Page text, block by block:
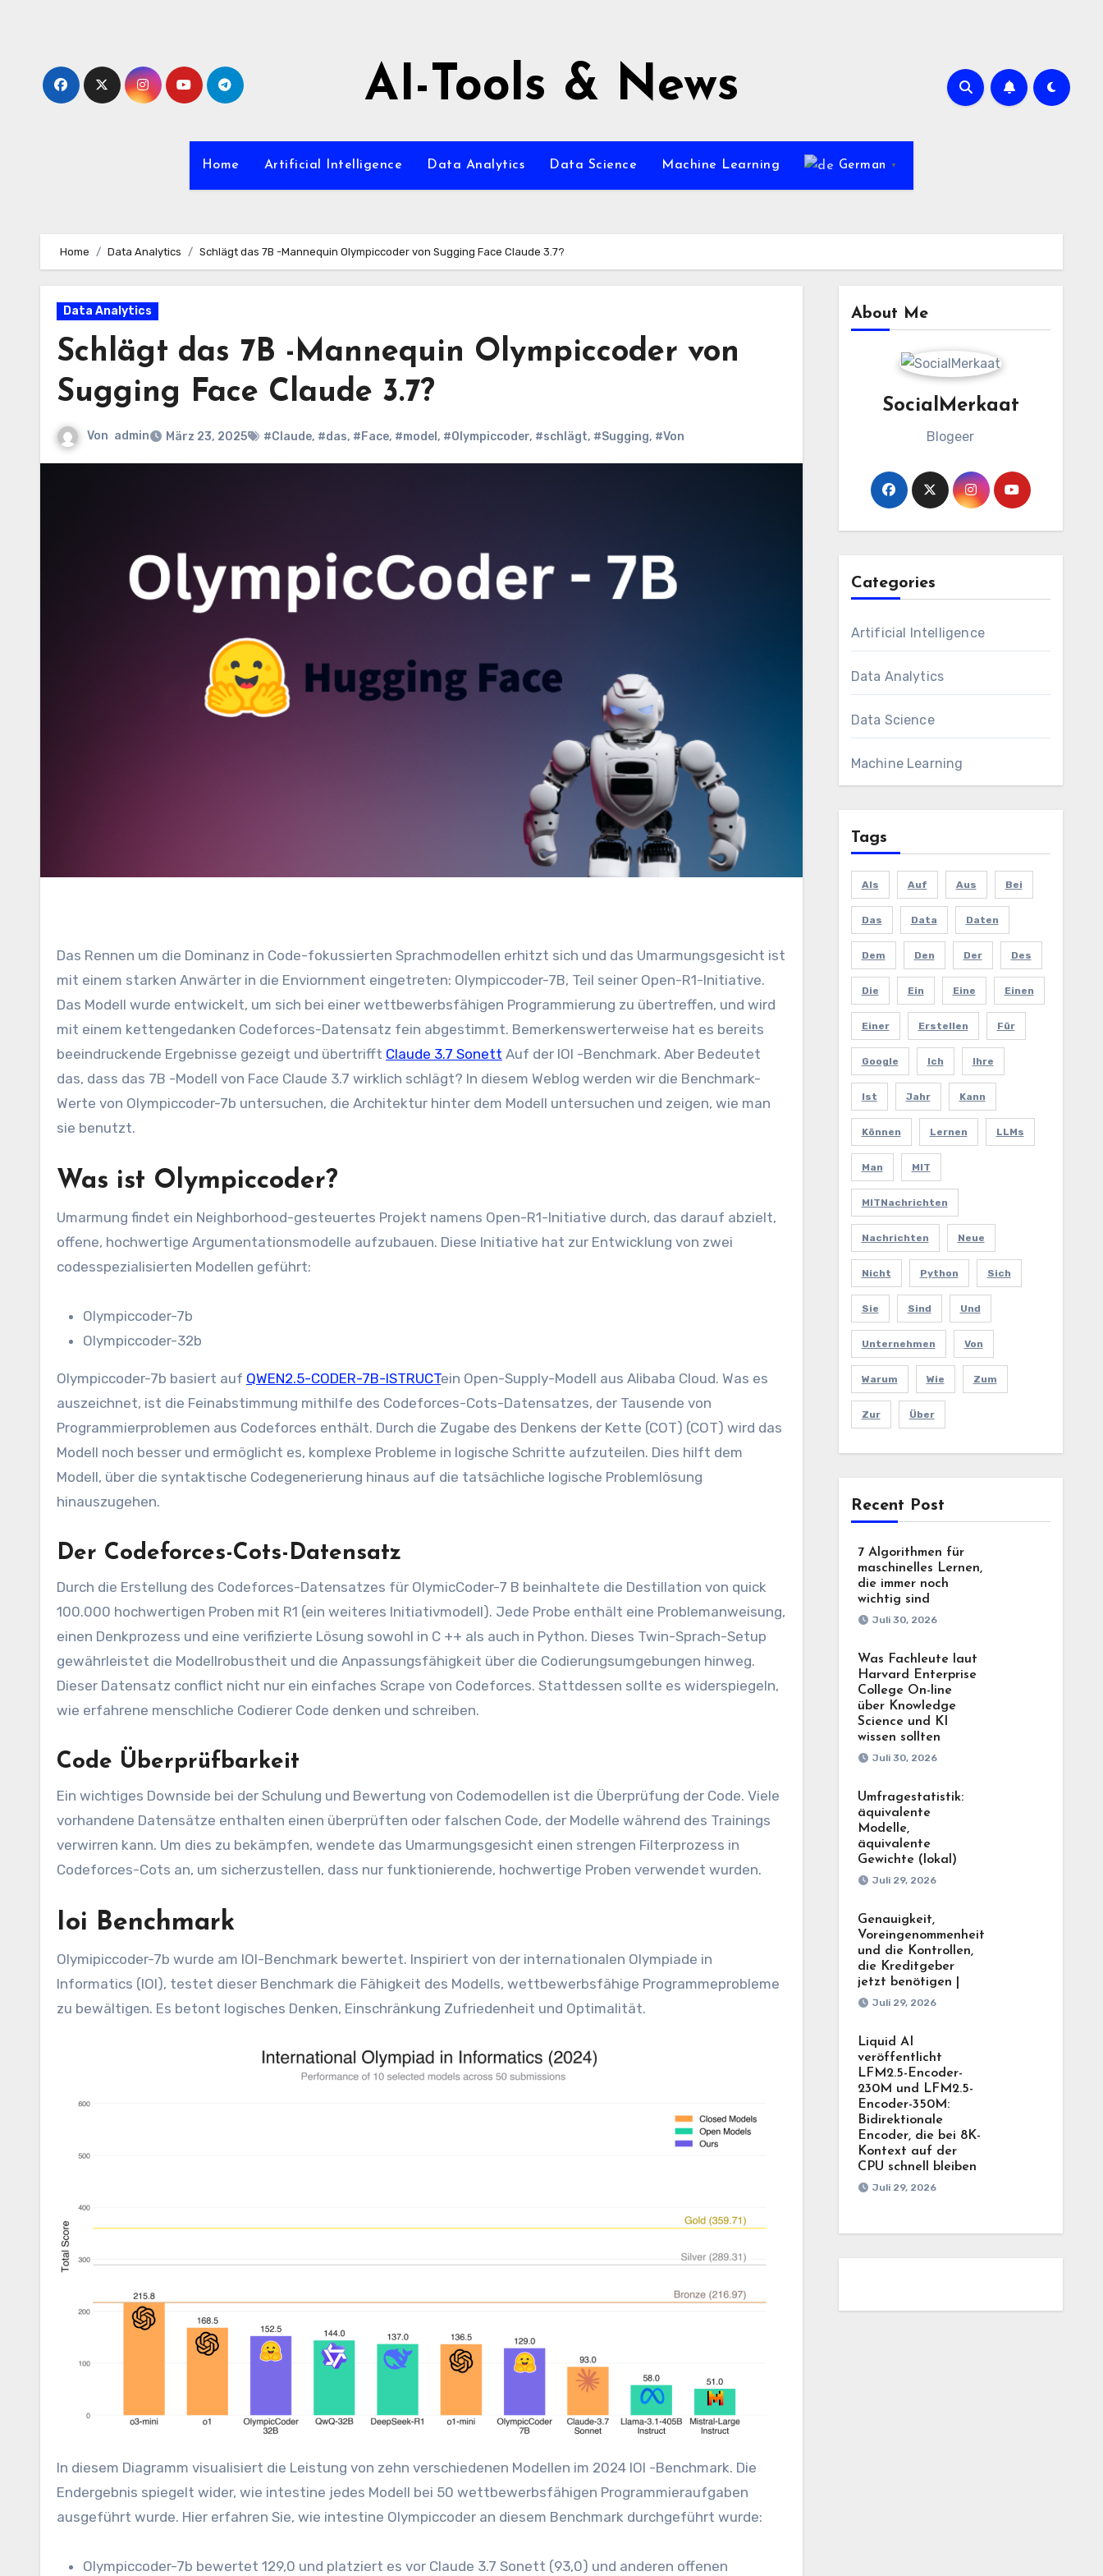
AI-Tools & News
Home Artificial Intelligence Data Analytics Data Science Machine Learning German ▼
Home Data Analytics Schlägt das 7B -Mannequin Olympiccoder von Sugging Face Claude 3.7?
Data Analytics
Schlägt das 7B -Mannequin Olympiccoder von
Sugging Face Claude 3.7?
Von admin März 23, 2025 #Claude, #das, #Face, #model , #Olympiccoder, #schlägt, #Sugging, #Von
Das Rennen um die Dominanz in Code-fokussierten Sprachmodellen erhitzt sich und das Umarmungsgesicht ist
mit einem starken Anwärter in die Enviornment eingetreten: Olympiccoder-7B, Teil seiner Open-R1-Initiative.
Das Modell wurde entwickelt, um sich bei einer wettbewerbsfähigen Programmierung zu übertreffen, und wird
mit einem kettengedanken Codeforces-Datensatz fein abgestimmt. Bemerkenswerterweise hat es bereits
beeindruckende Ergebnisse gezeigt und übertrifft Claude 3.7 Sonett Auf der IOI -Benchmark. Aber Bedeutet
das, dass das 7B -Modell von Face Claude 3.7 wirklich schlägt? In diesem Weblog werden wir die Benchmark-
Werte von Olympiccoder-7b untersuchen, die Architektur hinter dem Modell untersuchen und zeigen, wie man
sie benutzt.
Was ist Olympiccoder?
Umarmung findet ein Neighborhood-gesteuertes Projekt namens Open-R1-Initiative durch, das darauf abzielt,
offene, hochwertige Argumentationsmodelle aufzubauen. Diese Initiative hat zur Entwicklung von zwei
codesspezialisierten Modellen geführt:
Olympiccoder-7b
Olympiccoder-32b
Olympiccoder-7b basiert auf QWEN2.5-CODER-7B-ISTRUCTein Open-Supply-Modell aus Alibaba Cloud. Was es
auszeichnet, ist die Feinabstimmung mithilfe des Codeforces-Cots-Datensatzes, der Tausende von
Programmierproblemen aus Codeforces enthält. Durch die Zugabe des Denkens der Kette (COT) (COT) wird das
Modell noch besser und ermöglicht es, komplexe Probleme in logische Schritte aufzuteilen. Dies hilft dem
Modell, über die syntaktische Codegenerierung hinaus auf die tatsächliche logische Problemlösung
hinauszugehen.
Der Codeforces-Cots-Datensatz
Durch die Erstellung des Codeforces-Datensatzes für OlymicCoder-7 B beinhaltete die Destillation von quick
100.000 hochwertigen Proben mit R1 (ein weiteres Initiativmodell). Jede Probe enthält eine Problemanweisung,
einen Denkprozess und eine verifizierte Lösung sowohl in C ++ als auch in Python. Dieses Twin-Sprach-Setup
gewährleistet die Modellrobustheit und die Anpassungsfähigkeit über die Codierungsumgebungen hinweg.
Dieser Datensatz conflict nicht nur ein einfaches Scrape von Codeforces. Stattdessen sollte es widerspiegeln,
wie erfahrene menschliche Codierer Code denken und schreiben.
Code Überprüfbarkeit
Ein wichtiges Downside bei der Schulung und Bewertung von Codemodellen ist die Überprüfung der Code. Viele
vorhandene Datensätze enthalten einen überprüften oder falschen Code, der Modelle während des Trainings
verwirren kann. Um dies zu bekämpfen, wendete das Umarmungsgesicht einen strengen Filterprozess in
Codeforces-Cots an, um sicherzustellen, dass nur funktionierende, hochwertige Proben verwendet wurden.
Ioi Benchmark
Olymipiccoder-7b wurde am IOI-Benchmark bewertet. Inspiriert von der internationalen Olympiade in
Informatics (IOI), testet dieser Benchmark die Fähigkeit des Modells, wettbewerbsfähige Programmeprobleme
zu bewältigen. Es betont logisches Denken, Einschränkung Zufriedenheit und Optimalität.
In diesem Diagramm visualisiert die Leistung von zehn verschiedenen Modellen im 2024 IOI -Benchmark. Die
Endergebnis spiegelt wider, wie intestine jedes Modell bei 50 wettbewerbsfähigen Programmieraufgaben
ausgeführt wurde. Hier erfahren Sie, wie intestine Olympiccoder an diesem Benchmark durchgeführt wurde:
Olympiccoder-7b bewertet 129,0 und platziert es vor Claude 3.7 Sonett (93,0) und anderen offenen
About Me
SocialMerkaat
Blogeer
Categories
Artificial Intelligence
Data Analytics
Data Science
Machine Learning
Tags
Als Auf Aus Bei
Das Data Daten
Dem Den Der Des
Die Ein Eine Einen
Einer Erstellen Für
Google Ich Ihre
Ist Jahr Kann
Können Lernen LLMs
Man MIT
MITNachrichten
Nachrichten Neue
Nicht Python Sich
Sie Sind Und
Unternehmen Von
Warum Wie Zum
Zur Über
Recent Post
7 Algorithmen für
maschinelles Lernen,
die immer noch
wichtig sind
Juli 30, 2026
Was Fachleute laut
Harvard Enterprise
College On-line
über Knowledge
Science und KI
wissen sollten
Juli 30, 2026
Umfragestatistik:
äquivalente
Modelle,
äquivalente
Gewichte (lokal)
Juli 29, 2026
Genauigkeit,
Voreingenommenheit
und die Kontrollen,
die Kreditgeber
jetzt benötigen |
Juli 29, 2026
Liquid AI
veröffentlicht
LFM2.5-Encoder-
230M und LFM2.5-
Encoder-350M:
Bidirektionale
Encoder, die bei 8K-
Kontext auf der
CPU schnell bleiben
Juli 29, 2026